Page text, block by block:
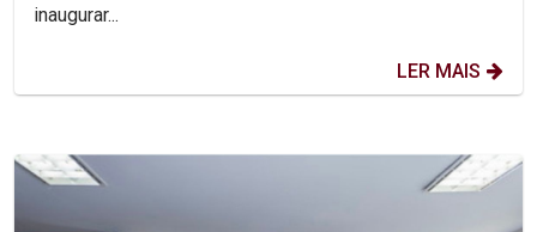
inaugurar...
LER MAIS